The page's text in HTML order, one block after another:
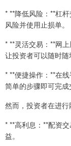
* **降低风险：**杠
风险并使用止损单。
* **灵活交易：**网
让投资者可以随时随
* **便捷操作：**在
简单的步骤即可完成
然而，投资者在进
* **高利息：**配资
益。